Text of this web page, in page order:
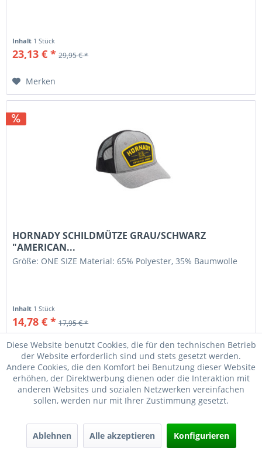
Inhalt 1 Stück
23,13 € * 29,95 € *
Merken
HORNADY SCHILDMÜTZE GRAU/SCHWARZ
"AMERICAN...
Größe: ONE SIZE Material: 65% Polyester, 35% Baumwolle
Inhalt 1 Stück
14,78 € * 17,95 € *
Merken
Diese Website benutzt Cookies, die für den technischen Betrieb
der Website erforderlich sind und stets gesetzt werden.
Andere Cookies, die den Komfort bei Benutzung dieser Website
erhöhen, der Direktwerbung dienen oder die Interaktion mit
anderen Websites und sozialen Netzwerken vereinfachen
sollen, werden nur mit Ihrer Zustimmung gesetzt.
Ablehnen Alle akzeptieren Konfigurieren